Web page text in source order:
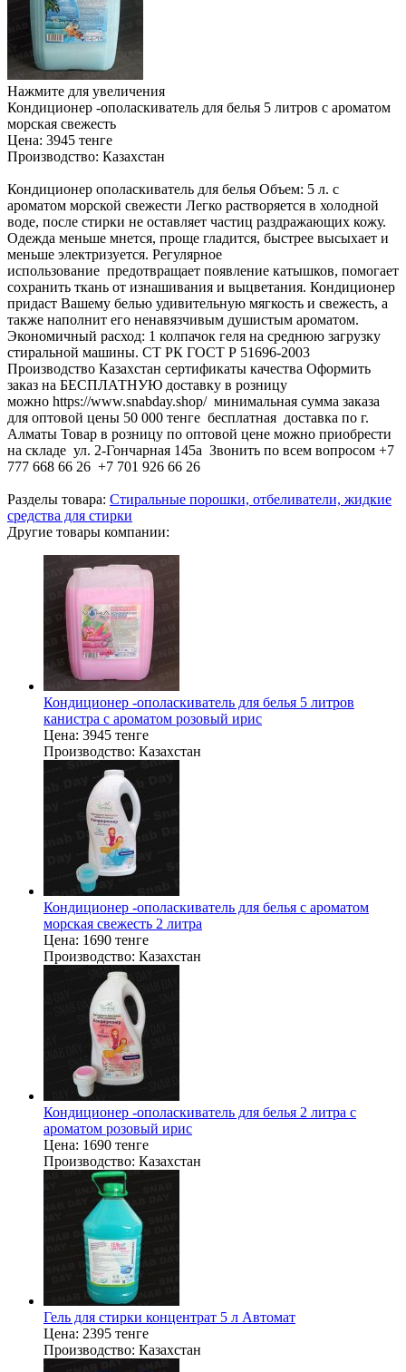
Нажмите для увеличения
Кондиционер -ополаскиватель для белья 5 литров с ароматом
морская свежесть
Цена: 3945 тенге
Производство: Казахстан
Кондиционер ополаскиватель для белья Объем: 5 л. с
ароматом морской свежести Легко растворяется в холодной
воде, после стирки не оставляет частиц раздражающих кожу.
Одежда меньше мнется, проще гладится, быстрее высыхает и
меньше электризуется. Регулярное
использование предотвращает появление катышков, помогает
сохранить ткань от изнашивания и выцветания. Кондиционер
придаст Вашему белью удивительную мягкость и свежесть, а
также наполнит его ненавязчивым душистым ароматом.
Экономичный расход: 1 колпачок геля на среднюю загрузку
стиральной машины. СТ РК ГОСТ Р 51696-2003
Производство Казахстан сертификаты качества Оформить
заказ на БЕСПЛАТНУЮ доставку в розницу
можно https://www.snabday.shop/ минимальная сумма заказа
для оптовой цены 50 000 тенге бесплатная доставка по г.
Алматы Товар в розницу по оптовой цене можно приобрести
на складе ул. 2-Гончарная 145а Звонить по всем вопросом +7
777 668 66 26 +7 701 926 66 26
Разделы товара: Стиральные порошки, отбеливатели, жидкие
средства для стирки
Другие товары компании:
Кондиционер -ополаскиватель для белья 5 литров
канистра с ароматом розовый ирис
Цена: 3945 тенге
Производство: Казахстан
Кондиционер -ополаскиватель для белья с ароматом
морская свежесть 2 литра
Цена: 1690 тенге
Производство: Казахстан
Кондиционер -ополаскиватель для белья 2 литра с
ароматом розовый ирис
Цена: 1690 тенге
Производство: Казахстан
Гель для стирки концентрат 5 л Автомат
Цена: 2395 тенге
Производство: Казахстан